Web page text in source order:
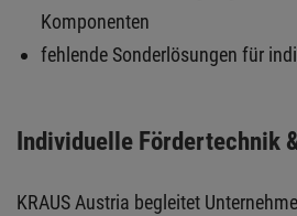
Komponenten
fehlende Sonderlösungen für
Individuelle Fördertechnik
KRAUS Austria begleitet